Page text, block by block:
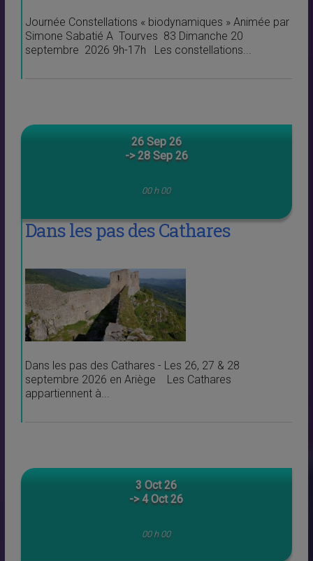
Journée Constellations « biodynamiques » Animée par
Simone Sabatié A Tourves 83 Dimanche 20
septembre 2026 9h-17h Les constellations...
26 Sep 26
-> 28 Sep 26
00 h 00
Dans les pas des Cathares
Dans les pas des Cathares - Les 26, 27 & 28
septembre 2026 en Ariège Les Cathares
appartiennent à...
3 Oct 26
-> 4 Oct 26
00 h 00